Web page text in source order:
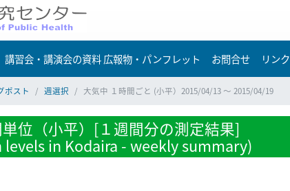
講習会・講演会の資料 広報物・パンフレット お問合せ リンク
ポスト 週選択 大気中 １時間ごと (小平）2015/04/13 ～ 2015/04/19
位（小平）[１週間分の測定結果]
in Kodaira - weekly summary)